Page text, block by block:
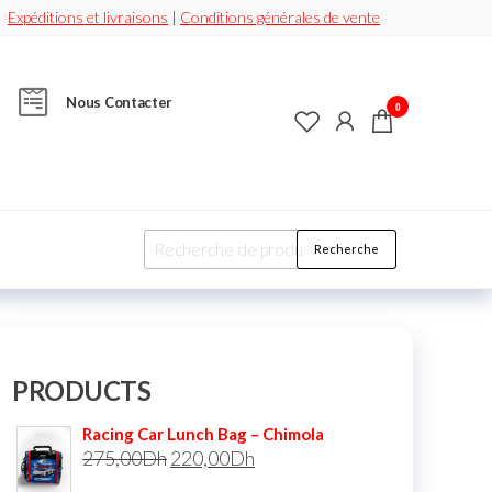
Expéditions et livraisons | Conditions générales de vente
Nous Contacter 0
Recherche
PRODUCTS
Racing Car Lunch Bag – Chimola
275,00Dh220,00Dh